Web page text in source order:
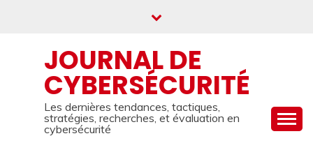
JOURNAL DE
CYBERSÉCURITÉ
Les dernières tendances, tactiques,
stratégies, recherches, et évaluation en
cybersécurité